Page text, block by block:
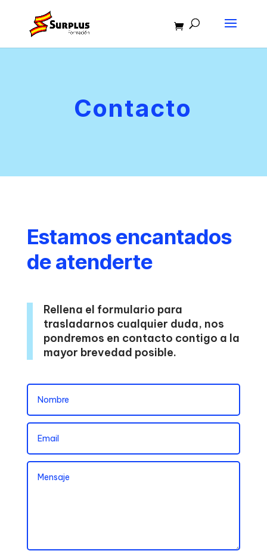
Contacto
Estamos encantados
de atenderte
Rellena el formulario para
trasladarnos cualquier duda, nos
pondremos en contacto contigo a la
mayor brevedad posible.